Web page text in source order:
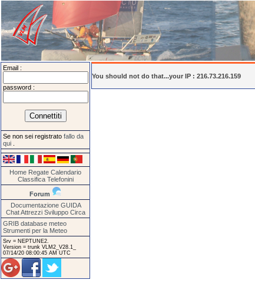
Email :
password :
Se non sei registrato fallo da
qui
Home Regate Calendario
Classifica Telefonini
Forum
Documentazione GUIDA
Chat Attrezzi Sviluppo Circa
GRIB database meteo
Strumenti per la Meteo
Srv = NEPTUNE2.
Version = trunk VLM2_V28.1_
07/14/20 08:00:45 AM UTC
You should not do that...your IP : 216.73.216.159